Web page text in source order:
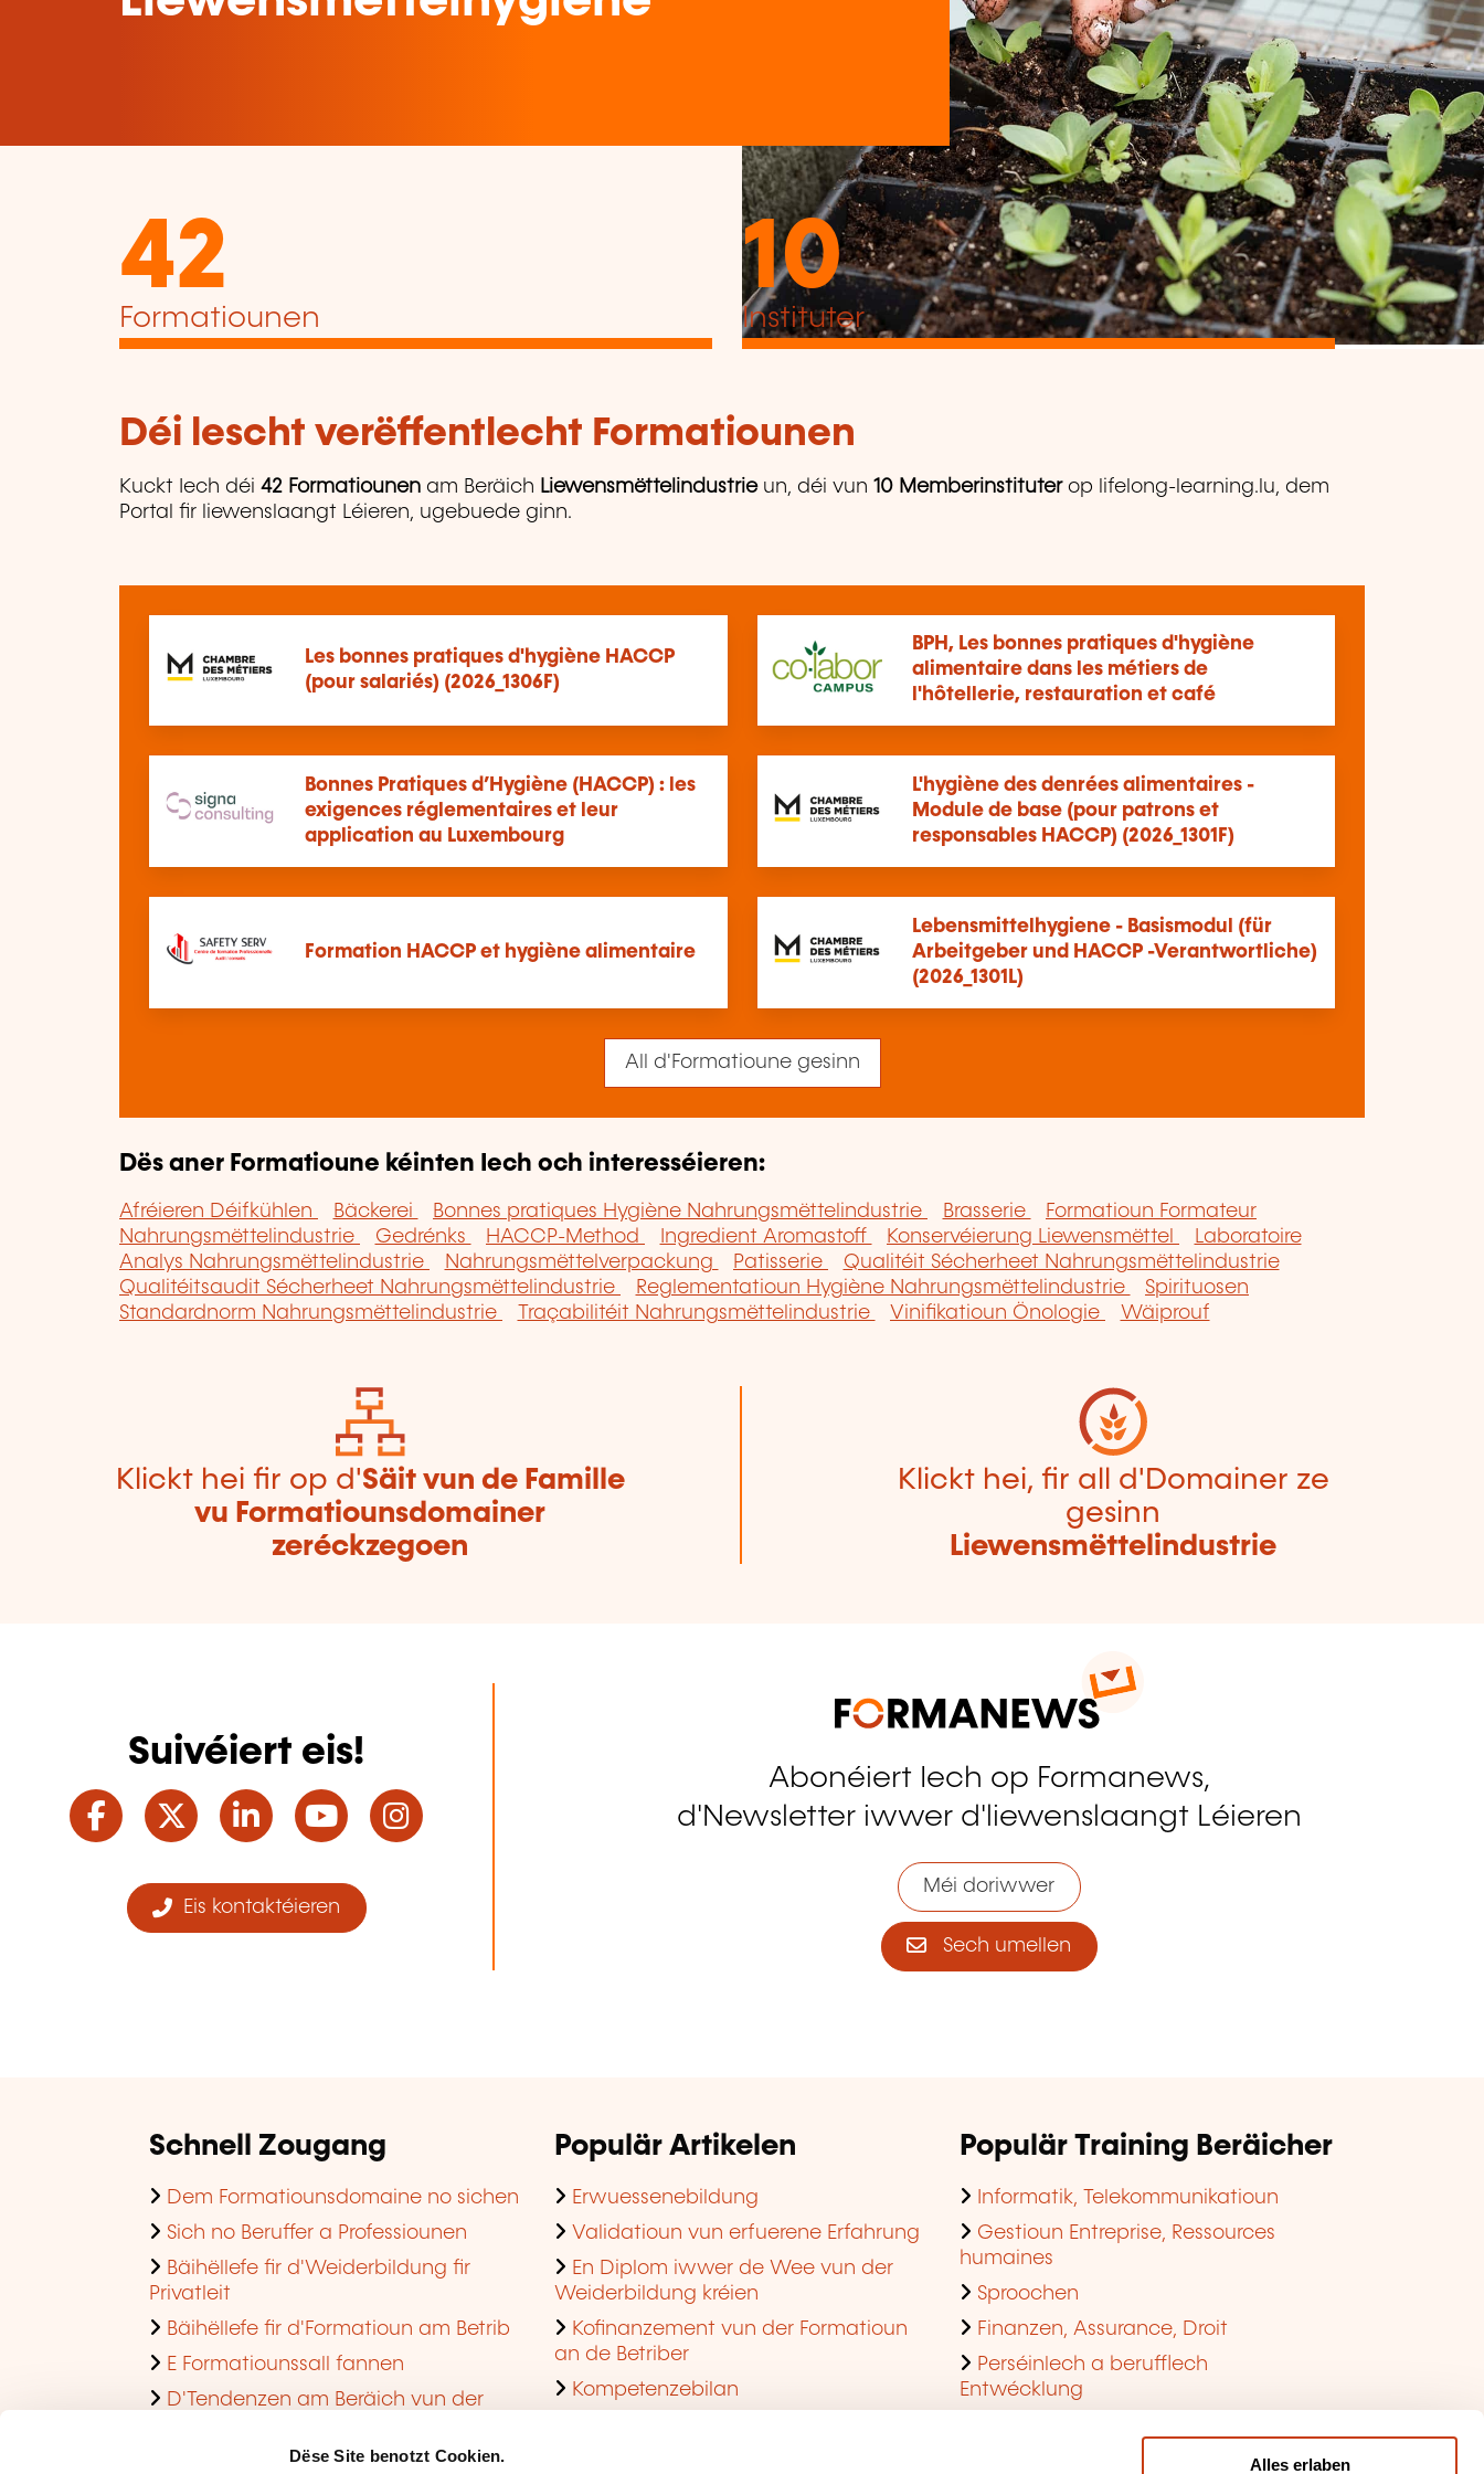
Dëse Site benotzt Cookien. Alles erlaben
42
Formatiounen
10
Instituter
Déi lescht verëffentlecht Formatiounen
Kuckt Iech déi 42 Formatiounen am Beräich Liewensmëttelindustrieun, déi vun 10 Memberinstituter op lifelong-learning.lu, dem
Portal fir liewenslaangt Léieren, ugebuede ginn.
Les bonnes pratiques d'hygiène HACCP
(pour salariés) (2026_1306F)
BPH, Les bonnes pratiques d'hygiène
alimentaire dans les métiers de
l'hôtellerie, restauration et café
Bonnes Pratiques d’Hygiène (HACCP) : les
exigences réglementaires et leur
application au Luxembourg
L'hygiène des denrées alimentaires -
Module de base (pour patrons et
responsables HACCP) (2026_1301F)
Formation HACCP et hygiène alimentaire
Lebensmittelhygiene - Basismodul (für
Arbeitgeber und HACCP -Verantwortliche)
(2026_1301L)
All d'Formatioune gesinn
Dës aner Formatioune kéinten Iech och interesséieren:
Afréieren Déifkühlen Bäckerei Bonnes pratiques Hygiène Nahrungsmëttelindustrie Brasserie
Formatioun Formateur
Nahrungsmëttelindustrie
Gedrénks HACCP-Method Ingredient Aromastoff Konservéierung Liewensmëttel
Laboratoire
Analys Nahrungsmëttelindustrie
Nahrungsmëttelverpackung Patisserie
Qualitéit Sécherheet Nahrungsmëttelindustrie
Qualitéitsaudit Sécherheet Nahrungsmëttelindustrie
Reglementatioun Hygiène Nahrungsmëttelindustrie
Spirituosen
Standardnorm Nahrungsmëttelindustrie
Traçabilitéit Nahrungsmëttelindustrie Vinifikatioun Önologie Wäiprouf
Klickt hei fir op d'Säit vun de Famille
vu Formatiounsdomainer
zeréckzegoen
Klickt hei, fir all d'Domainer ze
gesinn
Liewensmëttelindustrie
Suivéiert eis!
Facebook
TwitterLinkedInYouTube
Eis kontaktéieren
Abonéiert Iech op Formanews,
d'Newsletter iwwer d'liewenslaangt Léieren
Méi doriwwer
Sech umellen
Schnell Zougang
Dem Formatiounsdomaine no sichen
Sich no Beruffer a Professiounen
Bäihëllefe fir d'Weiderbildung fir
Privatleit
Bäihëllefe fir d'Formatioun am Betrib
E Formatiounssall fannen
D'Tendenzen am Beräich vun der
Populär Artikelen
Erwuessenebildung
Validatioun vun erfuerene Erfahrung
En Diplom iwwer de Wee vun der
Weiderbildung kréien
Kofinanzement vun der Formatioun
an de Betriber
Kompetenzebilan
Populär Training Beräicher
Informatik, Telekommunikatioun
Gestioun Entreprise, Ressources
humaines
Sproochen
Finanzen, Assurance, Droit
Perséinlech a berufflech
Entwécklung